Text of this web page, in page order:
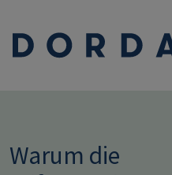
Warum die